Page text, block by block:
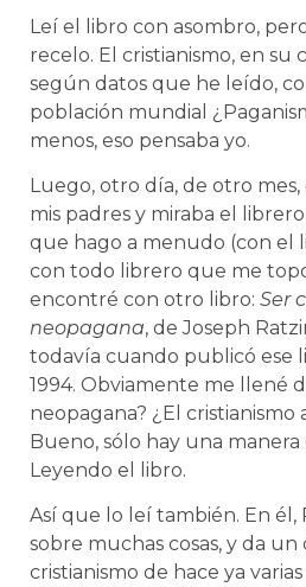
Leí el libro con asombro,
recelo. El cristianismo, en
según datos que he leído,
población mundial
menos, eso pensaba yo.
Luego, otro día, de otro mes,
mis padres y miraba el
que hago a menudo (con el
con todo librero que me
encontré con otro libro: Ser
neopagana, de Joseph
todavía cuando publicó ese
1994. Obviamente me llené
neopagana? ¿El
Bueno, sólo hay una
Leyendo el libro.
Así que lo leí también. En él,
sobre muchas cosas, y da un
cristianismo de hace ya